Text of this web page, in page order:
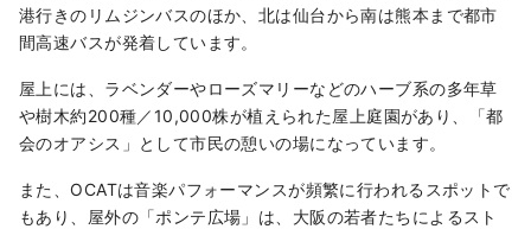
港行きのリムジンバスのほか、北は仙台から南は熊本まで都市
間高速バスが発着しています。
屋上には、ラベンダーやローズマリーなどのハーブ系の多年草
や樹木約200種／10,000株が植えられた屋上庭園があり、「都
会のオアシス」として市民の憩いの場になっています。
また、OCATは音楽パフォーマンスが頻繁に行われるスポットで
もあり、屋外の「ポンテ広場」は、大阪の若者たちによるスト